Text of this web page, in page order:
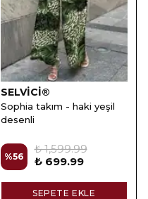
SELVİCİ®
Sophia takım - haki yeşil
desenli
%56
₺ 1,599.99
₺ 699.99
SEPETE EKLE